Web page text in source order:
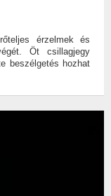
érzelmek és
Öt csillagjegy
beszélgetés hozhat